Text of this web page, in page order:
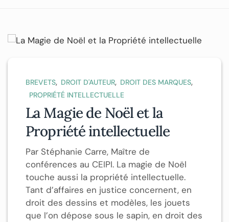
BREVETS, DROIT D'AUTEUR, DROIT DES MARQUES,
PROPRIÉTÉ INTELLECTUELLE
La Magie de Noël et la
Propriété intellectuelle
Par Stéphanie Carre, Maître de
conférences au CEIPI. La magie de Noël
touche aussi la propriété intellectuelle.
Tant d’affaires en justice concernent, en
droit des dessins et modèles, les jouets
que l’on dépose sous le sapin, en droit des